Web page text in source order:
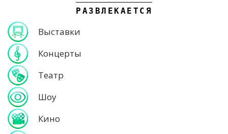
РАЗВЛЕКАЕТСЯ
Выставки
Концерты
Театр
Шоу
Кино